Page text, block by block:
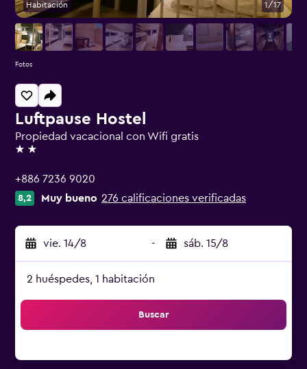
Luftpause Hostel
Propiedad vacacional con Wifi gratis
2 estrellas
+886 7236 9020
8,2 Muy bueno 276 calificaciones verificadas
vie. 14/8 - sáb. 15/8
2 huéspedes, 1 habitación
Buscar
Habitación 1/17
Fotos